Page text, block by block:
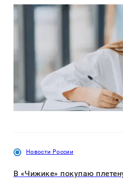
Новости России
В «Чижике» покупаю